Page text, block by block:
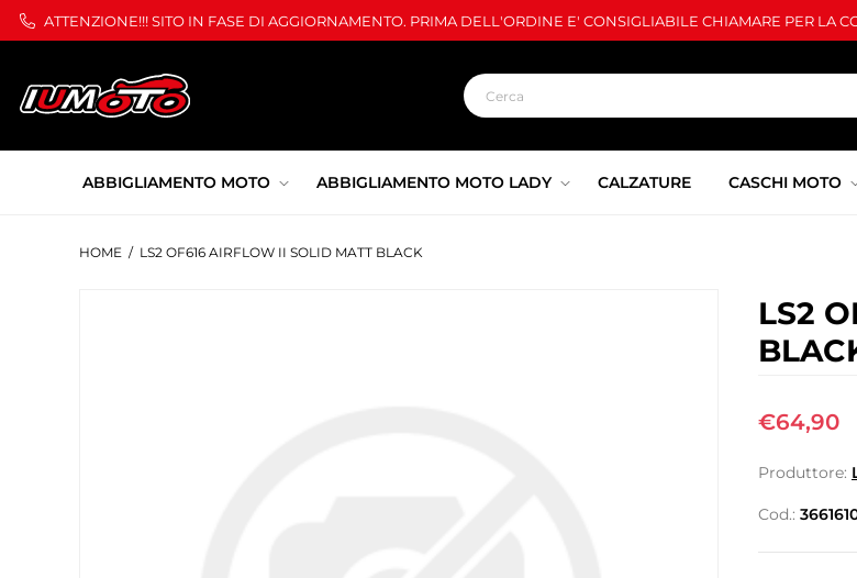
ATTENZIONE!!! SITO IN FASE DI AGGIORNAMENTO. PRIMA DELL'ORDINE E' CONSIGLIABILE CHIAMARE PER LA
ABBIGLIAMENTO MOTO ABBIGLIAMENTO MOTO LADY CALZATURE CASCHI MOTO
HOME / LS2 OF616 AIRFLOW II SOLID MATT BLACK
LS2
€64,90
Produttore:
Cod.: